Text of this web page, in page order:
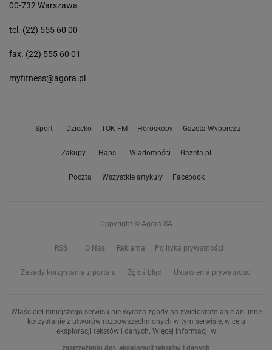
00-732 Warszawa
tel. (22) 555 60 00
fax. (22) 555 60 01
myfitness@agora.pl
Sport Dziecko TOK FM Horoskopy Gazeta Wyborcza
Zakupy Haps Wiadomości Gazeta.pl
Poczta Wszystkie artykuły Facebook
Copyright © Agora SA
RSS O Nas Reklama Polityka prywatności
Zasady korzystania z portalu Zgłoś błąd Ustawienia prywatności
Właściciel niniejszego serwisu nie wyraża zgody na zwielokrotnianie ani inne
korzystanie z utworów rozpowszechnionych w tym serwisie, w celu
eksploracji tekstów i danych. Więcej informacji w
zastrzeżeniu dot. eksploracji tekstów i danych